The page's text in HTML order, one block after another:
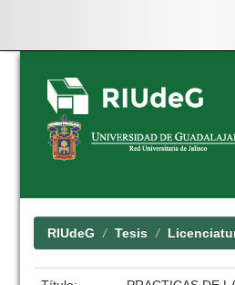
Skip
navigation
RIUdeG Tesis